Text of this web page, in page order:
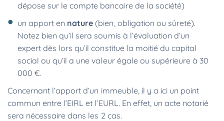
dépose sur le compte bancaire de la société)
un apport en nature (bien, obligation ou sûreté).
Notez bien qu’il sera soumis à l’évaluation d’un
expert dès lors qu’il constitue la moitié du capital
social ou qu’il a une valeur égale ou supérieure à 30
000 €.
Concernant l’apport d’un immeuble, il y a ici un point
commun entre l’EIRL et l’EURL. En effet, un acte notarié
sera nécessaire dans les 2 cas.